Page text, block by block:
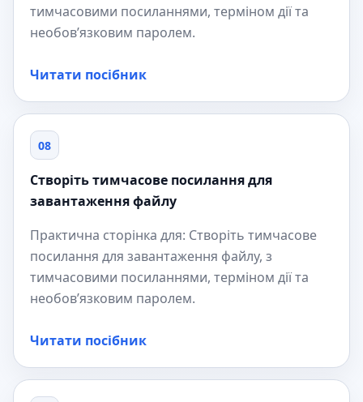
тимчасовими посиланнями, терміном дії та
необов’язковим паролем.
Читати посібник
08
Створіть тимчасове посилання для
завантаження файлу
Практична сторінка для: Створіть тимчасове
посилання для завантаження файлу, з
тимчасовими посиланнями, терміном дії та
необов’язковим паролем.
Читати посібник